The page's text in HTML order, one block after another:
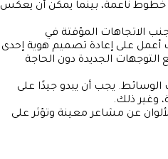
خطوط ناعمة، بينما يمكن أن يعكس
الاتجاهات المؤقتة في
أعمل على إعادة تصميم هوية إحدى
الجديدة دون الحاجة
يجب أن يبدو جيدًا على
وغير ذلك.
عن مشاعر معينة وتؤثر على